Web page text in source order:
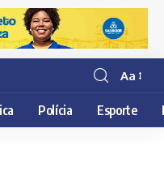
Resisor
de
fonte
Aa
Polícia Esporte